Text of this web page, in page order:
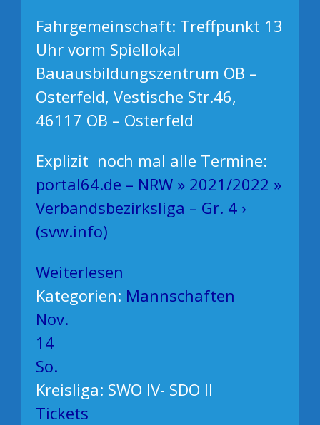
Fahrgemeinschaft: Treffpunkt 13
Uhr vorm Spiellokal
Bauausbildungszentrum OB –
Osterfeld, Vestische Str.46,
46117 OB – Osterfeld
Explizit noch mal alle Termine:
portal64.de – NRW » 2021/2022 »
Verbandsbezirksliga – Gr. 4 ›
(svw.info)
Weiterlesen
Kategorien: Mannschaften
Nov.
14
So.
Kreisliga: SWO IV- SDO II
Tickets